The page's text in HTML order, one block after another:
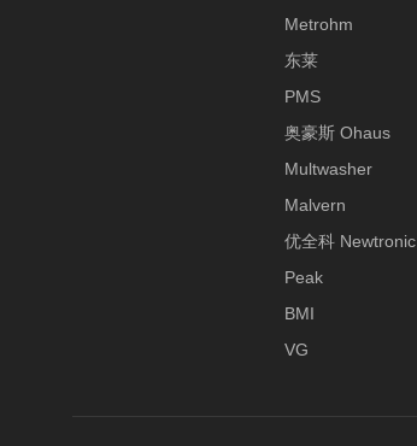
Metrohm
东莱
PMS
奥豪斯 Ohaus
Multwasher
Malvern
优全科 Newtronic
Peak
BMI
VG